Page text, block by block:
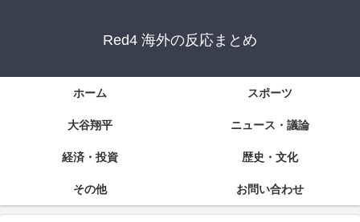
Red4 海外の反応まとめ
ホーム スポーツ
大谷翔平 ニュース・議論
経済・投資 歴史・文化
その他 お問い合わせ